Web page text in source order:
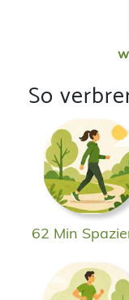
So
62 Min